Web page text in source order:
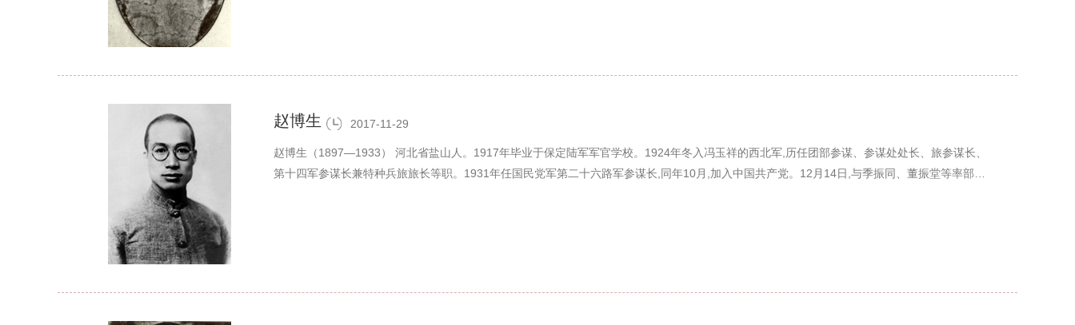
赵博生 2017-11-29
赵博生（1897—1933） 河北省盐山人。1917年毕业于保定陆军军官学校。1924年冬入冯玉祥的西北军,历任团部参谋、参谋处处长、旅参谋长、
第十四军参谋长兼特种兵旅旅长等职。1931年任国民党军第二十六路军参谋长,同年10月,加入中国共产党。12月14日,与季振同、董振堂等率部…